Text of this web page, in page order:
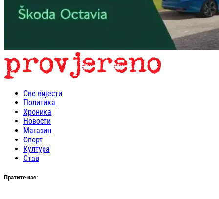
Све вијести
Политика
Хроника
Новости
Магазин
Спорт
Култура
Став
Пратите нас: